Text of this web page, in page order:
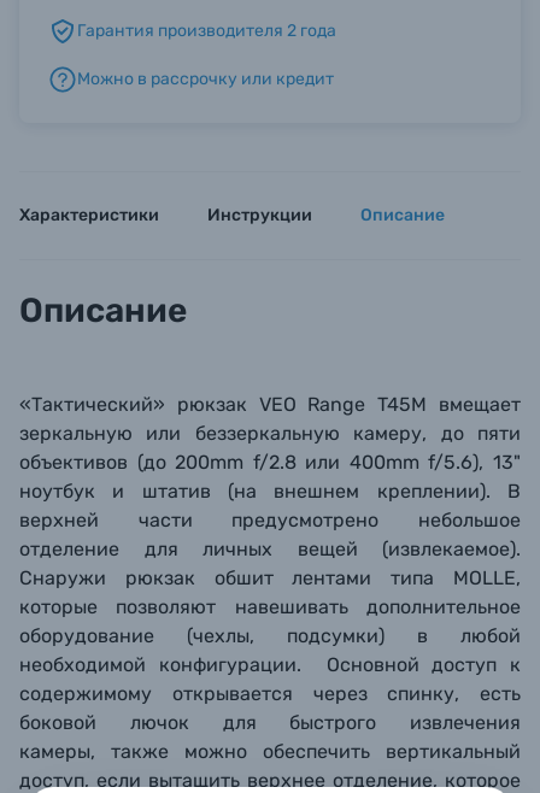
Б/У фототехника (Комиссионные товары)
Гарантия производителя 2 года
Можно в рассрочку или кредит
Характеристики Инструкции Описание
Описание
«Тактический» рюкзак VEO Range T45M вмещает
зеркальную или беззеркальную камеру, до пяти
объективов (до 200mm f/2.8 или 400mm f/5.6), 13"
ноутбук и штатив (на внешнем креплении). В
верхней части предусмотрено небольшое
отделение для личных вещей (извлекаемое).
Снаружи рюкзак обшит лентами типа MOLLE,
которые позволяют навешивать дополнительное
оборудование (чехлы, подсумки) в любой
необходимой конфигурации. Основной доступ к
содержимому открывается через спинку, есть
боковой лючок для быстрого извлечения
камеры, также можно обеспечить вертикальный
доступ, если вытащить верхнее отделение, которое